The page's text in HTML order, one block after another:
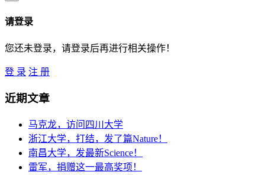
请登录
您还未登录，请登录后再进行相关操作！
登 录 注 册
近期文章
马克龙，访问四川大学
浙江大学，打结，发了篇Nature！
南昌大学，发最新Science！
雷军，捐赠这一最高奖项！